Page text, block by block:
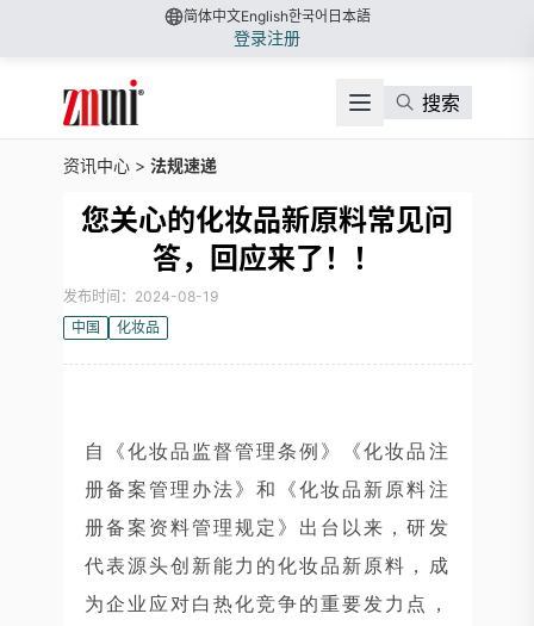
简体中文English한국어 日本語
登录注册
搜索
资讯中心 > 法规速递
您关心的化妆品新原料常见问
答，回应来了！！
发布时间：2024-08-19
中国
化妆品
自《化妆品监督管理条例》《化妆品注
册备案管理办法》和《化妆品新原料注
册备案资料管理规定》出台以来，研发
代表源头创新能力的化妆品新原料，成
为企业应对白热化竞争的重要发力点，